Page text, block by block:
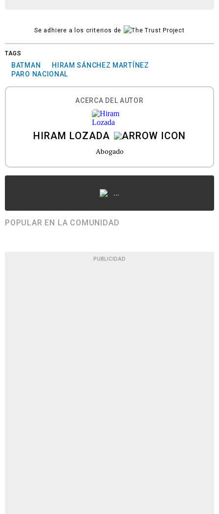
Se adhiere a los criterios de
TAGS
BATMAN
HIRAM SÁNCHEZ MARTÍNEZ
PARO NACIONAL
ACERCA DEL AUTOR
HIRAM LOZADA
Abogado
...
POPULAR EN LA COMUNIDAD
PUBLICIDAD